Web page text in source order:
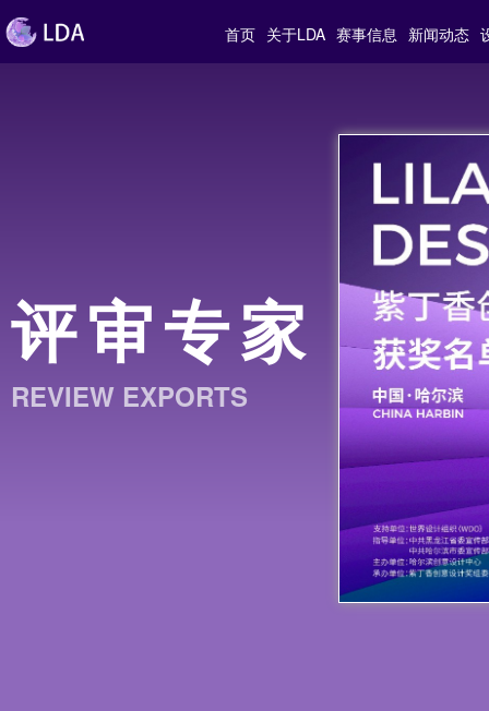
首页 关于LDA 赛事信息 新闻动态
评审专家
REVIEW EXPORTS